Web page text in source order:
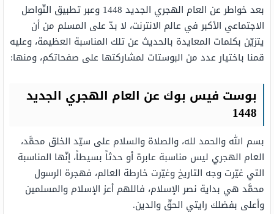
بعد خواطر عن العام الهجري الجديد 1448 وعبر تطبيق التّواصل
الاجتماعي الأكبر في عالم الانترنت، لا بدّ على المسلم من أن
يتزيّن بكلمات المعايدة بالحديث عن تلك المناسبة العظيمة، وعليه
قمنا باختيار عدد من البوستات لمشاركتها على صفحاتكم، ومنها:
بوست فيس بوك عن العام الهجري الجديد
1448
بسم الله والحمد لله، والصلاة والسلام على سيّد الخلق محمَّد،
العام الهجري ليس مناسبة عابرة أو حدثاً بسيطاً، إنّها المناسبة
التي غيّرت وجه التاريخ وغيّرت خارطة العالم، فهجرة الرسول
محمَّد هي بداية نصر الإسلام، فاللهم أعز الإسلام والمسلمين
وأعلى بفضلك رايتي الحقّ والدين.